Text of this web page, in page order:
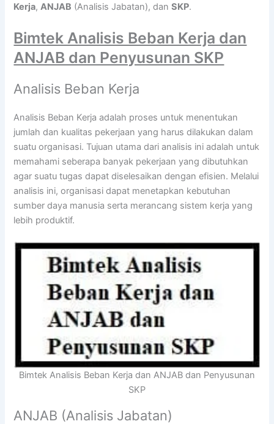
Kerja,ANJAB (Analisis Jabatan), danSKP.
Bimtek Analisis Beban Kerja dan
ANJAB dan Penyusunan SKP
Analisis Beban Kerja
Analisis Beban Kerja adalah proses untuk menentukan
jumlah dan kualitas pekerjaan yang harus dilakukan dalam
suatu organisasi. Tujuan utama dari analisis ini adalah untuk
memahami seberapa banyak pekerjaan yang dibutuhkan
agar suatu tugas dapat diselesaikan dengan efisien. Melalui
analisis ini, organisasi dapat menetapkan kebutuhan
sumber daya manusia serta merancang sistem kerja yang
lebih produktif.
Bimtek Analisis Beban Kerja dan ANJAB dan Penyusunan
SKP
ANJAB (Analisis Jabatan)